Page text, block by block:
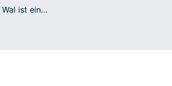
Ein Wal ist ein Wal ist ein Wal: Béla Tarr, Die Werckmeisterschen Harmonien